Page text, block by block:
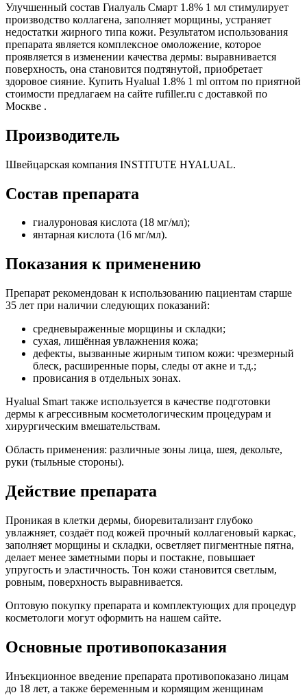
Улучшенный состав Гиалуаль Смарт 1.8% 1 мл стимулирует
производство коллагена, заполняет морщины, устраняет
недостатки жирного типа кожи. Результатом использования
препарата является комплексное омоложение, которое
проявляется в изменении качества дермы: выравнивается
поверхность, она становится подтянутой, приобретает
здоровое сияние. Купить Hyalual 1.8% 1 ml оптом по приятной
стоимости предлагаем на сайте rufiller.ru с доставкой по
Москве .
Производитель
Швейцарская компания INSTITUTE HYALUAL.
Состав препарата
гиалуроновая кислота (18 мг/мл);
янтарная кислота (16 мг/мл).
Показания к применению
Препарат рекомендован к использованию пациентам старше
35 лет при наличии следующих показаний:
средневыраженные морщины и складки;
сухая, лишённая увлажнения кожа;
дефекты, вызванные жирным типом кожи: чрезмерный
блеск, расширенные поры, следы от акне и т.д.;
провисания в отдельных зонах.
Hyalual Smart также используется в качестве подготовки
дермы к агрессивным косметологическим процедурам и
хирургическим вмешательствам.
Область применения: различные зоны лица, шея, декольте,
руки (тыльные стороны).
Действие препарата
Проникая в клетки дермы, биоревитализант глубоко
увлажняет, создаёт под кожей прочный коллагеновый каркас,
заполняет морщины и складки, осветляет пигментные пятна,
делает менее заметными поры и постакне, повышает
упругость и эластичность. Тон кожи становится светлым,
ровным, поверхность выравнивается.
Оптовую покупку препарата и комплектующих для процедур
косметологи могут оформить на нашем сайте.
Основные противопоказания
Инъекционное введение препарата противопоказано лицам
до 18 лет, а также беременным и кормящим женщинам